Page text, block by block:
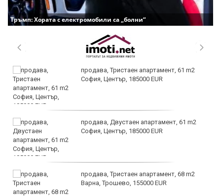
Тръмп: Хората с електромобили са „болни“
продава, Тристаен апартамент, 61 m2
София, Център, 185000 EUR
продава, Двустаен апартамент, 61 m2
София, Център, 185000 EUR
продава, Тристаен апартамент, 68 m2
Варна, Трошево, 155000 EUR